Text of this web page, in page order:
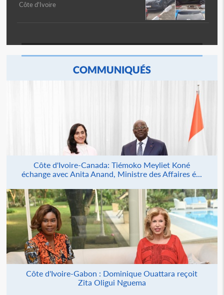
Côte d'Ivoire
COMMUNIQUÉS
Côte d'Ivoire-Canada: Tiémoko Meyliet Koné
échange avec Anita Anand, Ministre des Affaires é...
Côte d'Ivoire-Gabon : Dominique Ouattara reçoit
Zita Oligui Nguema